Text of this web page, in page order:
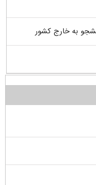
به خارج کشور